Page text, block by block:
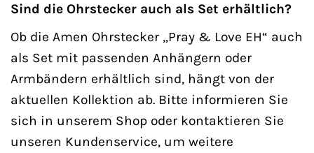
Sind die Ohrstecker auch als Set erhältlich?
Ob die Amen Ohrstecker „Pray & Love EH“ auch
als Set mit passenden Anhängern oder
Armbändern erhältlich sind, hängt von der
aktuellen Kollektion ab. Bitte informieren Sie
sich in unserem Shop oder kontaktieren Sie
unseren Kundenservice, um weitere